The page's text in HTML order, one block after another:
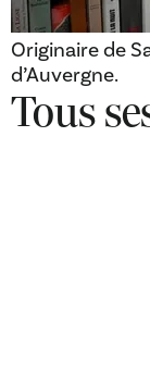
Originaire de
d’Auvergne.
Tous